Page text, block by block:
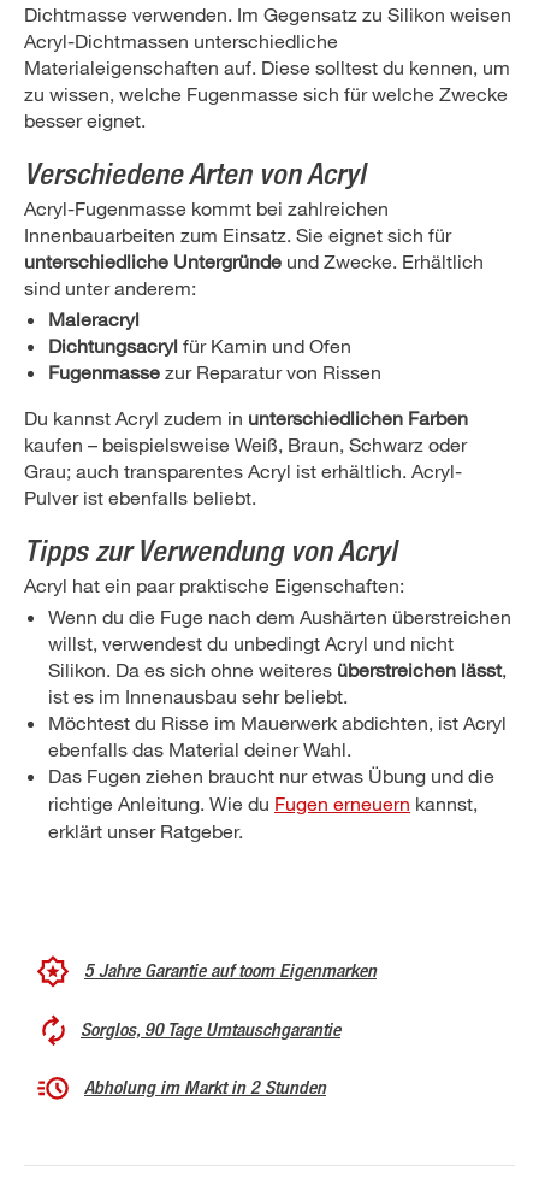
Dichtmasse verwenden. Im Gegensatz zu Silikon weisen
Acryl-Dichtmassen unterschiedliche
Materialeigenschaften auf. Diese solltest du kennen, um
zu wissen, welche Fugenmasse sich für welche Zwecke
besser eignet.
Verschiedene Arten von Acryl
Acryl-Fugenmasse kommt bei zahlreichen
Innenbauarbeiten zum Einsatz. Sie eignet sich für
unterschiedliche Untergründe und Zwecke. Erhältlich
sind unter anderem:
Maleracryl
Dichtungsacryl für Kamin und Ofen
Fugenmasse zur Reparatur von Rissen
Du kannst Acryl zudem in unterschiedlichen Farben
kaufen – beispielsweise Weiß, Braun, Schwarz oder
Grau; auch transparentes Acryl ist erhältlich. Acryl-
Pulver ist ebenfalls beliebt.
Tipps zur Verwendung von Acryl
Acryl hat ein paar praktische Eigenschaften:
Wenn du die Fuge nach dem Aushärten überstreichen
willst, verwendest du unbedingt Acryl und nicht
Silikon. Da es sich ohne weiteres überstreichen lässt,
ist es im Innenausbau sehr beliebt.
Möchtest du Risse im Mauerwerk abdichten, ist Acryl
ebenfalls das Material deiner Wahl.
Das Fugen ziehen braucht nur etwas Übung und die
richtige Anleitung. Wie du Fugen erneuern kannst,
erklärt unser Ratgeber.
5 Jahre Garantie auf toom Eigenmarken
Sorglos, 90 Tage Umtauschgarantie
Abholung im Markt in 2 Stunden